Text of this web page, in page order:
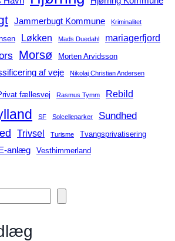
Jammerbugt Kommune Kriminalitet
Løkken Mads Duedahl mariagerfjord
Morsø Morten Arvidsson
af veje Nikolaj Christian Andersen
fællesvej Rasmus Tymm Rebild
SF Solcelleparker Sundhed
Trivsel Turisme Tvangsprivatisering
anlæg Vesthimmerland